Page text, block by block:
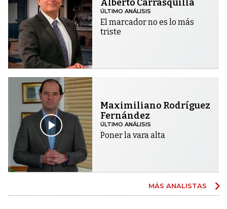
Alberto Carrasquilla
ÚLTIMO ANÁLISIS
El marcador no es lo más
triste
Maximiliano Rodríguez
Fernández
ÚLTIMO ANÁLISIS
Poner la vara alta
MÁS ANALISTAS